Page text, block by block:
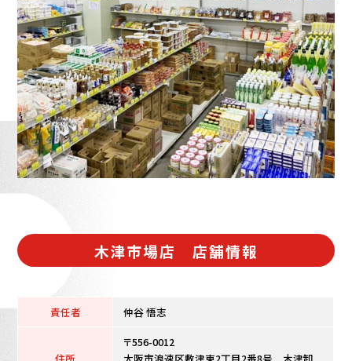
木津市場店 店舗情報
責任者 仲谷 悟志
住所
〒556-0012
大阪市浪速区敷津東2丁目2番8号 木津卸